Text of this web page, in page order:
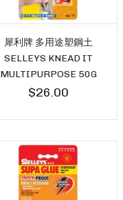
犀利牌 多用途塑鋼土
SELLEYS KNEAD IT
MULTIPURPOSE 50G
$26.00